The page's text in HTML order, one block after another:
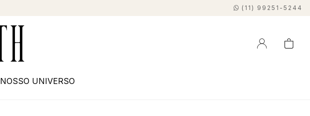
(11) 99251-5244
NOSSO UNIVERSO